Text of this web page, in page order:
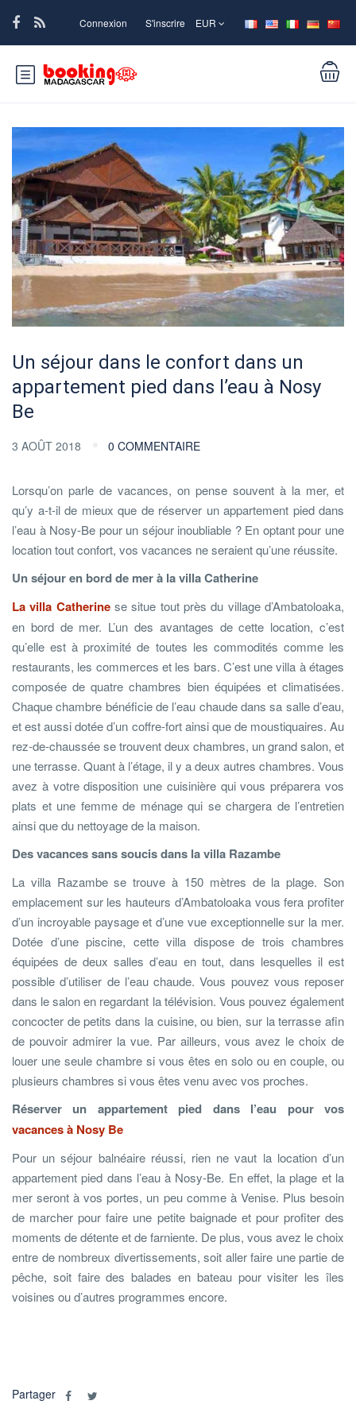
Connexion S'inscrire EUR
Un séjour dans le confort dans un
appartement pied dans l’eau à Nosy
Be
3 AOÛT 2018 0 COMMENTAIRE
Lorsqu’on parle de vacances, on pense souvent à la mer, et
qu’y a-t-il de mieux que de réserver un appartement pied dans
l’eau à Nosy-Be pour un séjour inoubliable ? En optant pour une
location tout confort, vos vacances ne seraient qu’une réussite.
Un séjour en bord de mer à la villa Catherine
La villa Catherinese situe tout près du village d’Ambatoloaka,
en bord de mer. L’un des avantages de cette location, c’est
qu’elle est à proximité de toutes les commodités comme les
restaurants, les commerces et les bars. C’est une villa à étages
composée de quatre chambres bien équipées et climatisées.
Chaque chambre bénéficie de l’eau chaude dans sa salle d’eau,
et est aussi dotée d’un coffre-fort ainsi que de moustiquaires. Au
rez-de-chaussée se trouvent deux chambres, un grand salon, et
une terrasse. Quant à l’étage, il y a deux autres chambres. Vous
avez à votre disposition une cuisinière qui vous préparera vos
plats et une femme de ménage qui se chargera de l’entretien
ainsi que du nettoyage de la maison.
Des vacances sans soucis dans la villa Razambe
La villa Razambe se trouve à 150 mètres de la plage. Son
emplacement sur les hauteurs d’Ambatoloaka vous fera profiter
d’un incroyable paysage et d’une vue exceptionnelle sur la mer.
Dotée d’une piscine, cette villa dispose de trois chambres
équipées de deux salles d’eau en tout, dans lesquelles il est
possible d’utiliser de l’eau chaude. Vous pouvez vous reposer
dans le salon en regardant la télévision. Vous pouvez également
concocter de petits dans la cuisine, ou bien, sur la terrasse afin
de pouvoir admirer la vue. Par ailleurs, vous avez le choix de
louer une seule chambre si vous êtes en solo ou en couple, ou
plusieurs chambres si vous êtes venu avec vos proches.
Réserver un appartement pied dans l’eau pour vos
vacances à Nosy Be
Pour un séjour balnéaire réussi, rien ne vaut la location d’un
appartement pied dans l’eau à Nosy-Be. En effet, la plage et la
mer seront à vos portes, un peu comme à Venise. Plus besoin
de marcher pour faire une petite baignade et pour profiter des
moments de détente et de farniente. De plus, vous avez le choix
entre de nombreux divertissements, soit aller faire une partie de
pêche, soit faire des balades en bateau pour visiter les îles
voisines ou d’autres programmes encore.
Partager